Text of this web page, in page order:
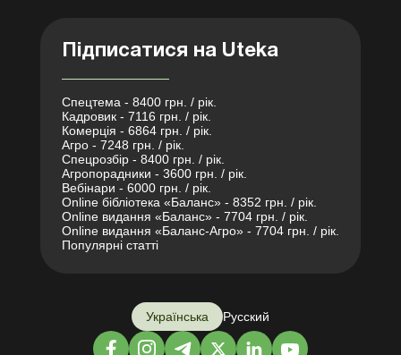
Підписатися на Uteka
Спецтема - 8400 грн. / рік.
Кадровик - 7116 грн. / рік.
Комерція - 6864 грн. / рік.
Агро - 7248 грн. / рік.
Спецрозбір - 8400 грн. / рік.
Агропорадники - 3600 грн. / рік.
Вебінари - 6000 грн. / рік.
Online бібліотека «Баланс» - 8352 грн. / рік.
Online видання «Баланс» - 7704 грн. / рік.
Online видання «Баланс-Агро» - 7704 грн. / рік.
Популярні статті
Українська Русский